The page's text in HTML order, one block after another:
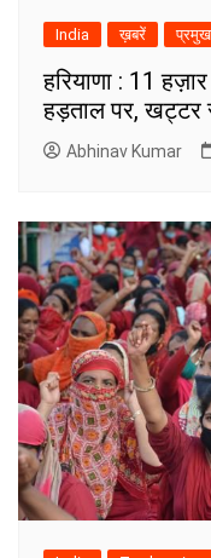
India ख़बरें
हरियाणा : 11
हड़ताल पर, खट्टर
Abhinav Kumar